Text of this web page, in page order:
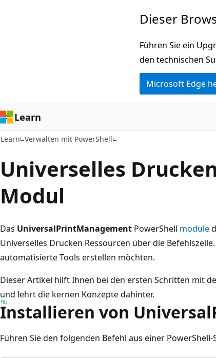
Dieser
Führen Sie ein
den technischen
Microsoft Edge
Learn
Learn Verwalten mit PowerShell
Universelles
Modul
Das UniversalPrintManagement PowerShell module
Universelles Drucken Ressourcen über die
automatisierte Tools erstellen möchten.
Dieser Artikel hilft Ihnen bei den ersten Schritten mit
und lehrt die kernen Konzepte dahinter.
Installieren von
Führen Sie den folgenden Befehl aus einer PowerShell-